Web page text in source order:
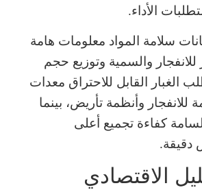
الأداء.
سلامة المواد معلومات هامة
للانفجار والسمية وتوزيع حجم
الغبار القابل للاحتراق معدات
وأنظمة تأريض، بينما
كفاءة تجميع أعلى
دقيقة.
الاقتصادي